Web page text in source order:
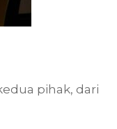
pihak, dari